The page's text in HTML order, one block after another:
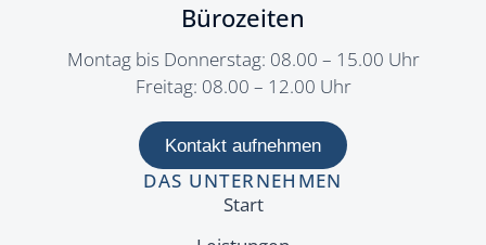
Bürozeiten
Montag bis Donnerstag: 08.00 – 15.00 Uhr
Freitag: 08.00 – 12.00 Uhr
Kontakt aufnehmen
DAS UNTERNEHMEN
Start